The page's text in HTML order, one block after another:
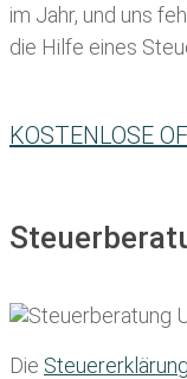
im Jahr, und uns
die Hilfe eines
KOSTENLOSE
Die